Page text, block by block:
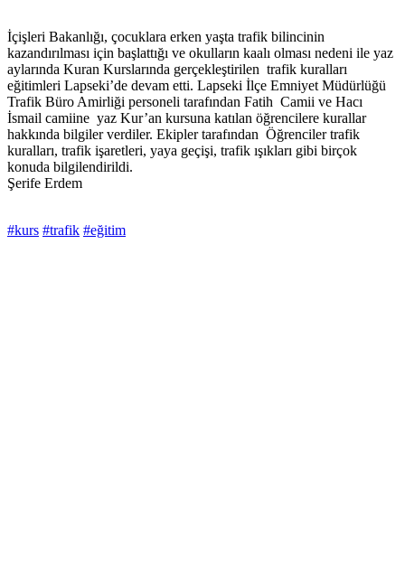
İçişleri Bakanlığı, çocuklara erken yaşta trafik bilincinin
kazandırılması için başlattığı ve okulların kaalı olması nedeni ile yaz
aylarında Kuran Kurslarında gerçekleştirilen trafik kuralları
eğitimleri Lapseki’de devam etti. Lapseki İlçe Emniyet Müdürlüğü
Trafik Büro Amirliği personeli tarafından Fatih Camii ve Hacı
İsmail camiine yaz Kur’an kursuna katılan öğrencilere kurallar
hakkında bilgiler verdiler. Ekipler tarafından Öğrenciler trafik
kuralları, trafik işaretleri, yaya geçişi, trafik ışıkları gibi birçok
konuda bilgilendirildi.
Şerife Erdem
#kurs #trafik #eğitim